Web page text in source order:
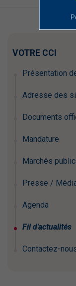
VOTRE CCI
Présentation
Adresse des
Documents
Mandature
Marchés
Presse /
Agenda
Fil d'actualités
Contactez-